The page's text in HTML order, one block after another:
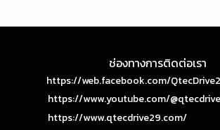
ช่องทางการติดต่อเรา
https://web.facebook.com/
https://www.youtube.com/
https://www.qtecdrive29.com/